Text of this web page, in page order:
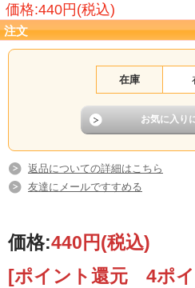
価格:440円(税込)
注文
在庫
返品についての詳細はこちら
友達にメールですすめる
価格:440円(税込)
[ポイント還元 4ポ